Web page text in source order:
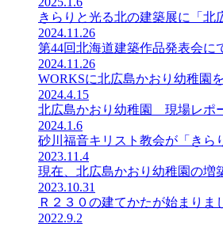
きらりと光る北の建築展に「
2024.11.26
第44回北海道建築作品発表会
2024.11.26
WORKSに北広島かおり幼稚園
2024.4.15
北広島かおり幼稚園 現場レポ
2024.1.6
砂川福音キリスト教会が「きら
2023.11.4
現在、北広島かおり幼稚園の増
2023.10.31
Ｒ２３０の建てかたが始まりま
2022.9.2